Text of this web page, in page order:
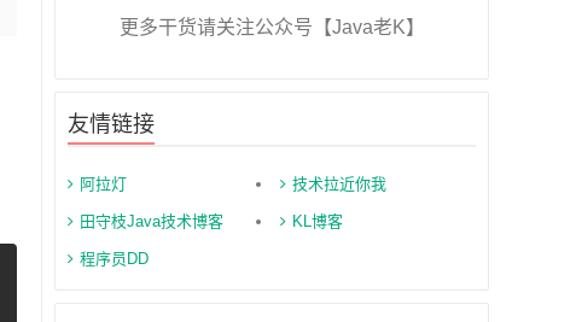
更多干货请关注公众号【Java老K】
友情链接
阿拉灯 技术拉近你我
田守枝Java技术博客 KL博客
程序员DD